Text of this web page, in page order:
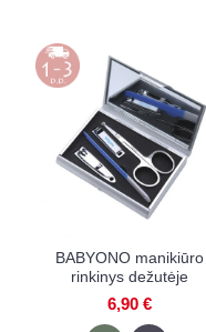
BABYONO manikiūro
rinkinys dežutėje
6,90 €